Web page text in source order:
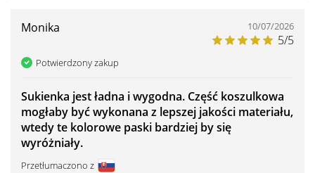
Monika 10/07/2026
5/5
Potwierdzony zakup
Sukienka jest ładna i wygodna. Część koszulkowa
mogłaby być wykonana z lepszej jakości materiału,
wtedy te kolorowe paski bardziej by się
wyróżniały.
Przetłumaczono z